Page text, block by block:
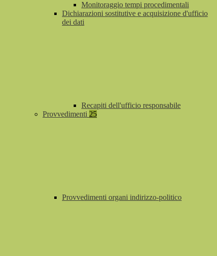
Monitoraggio tempi procedimentali
Dichiarazioni sostitutive e acquisizione d'ufficio
dei dati
Recapiti dell'ufficio responsabile
Provvedimenti 25
Provvedimenti organi indirizzo-politico